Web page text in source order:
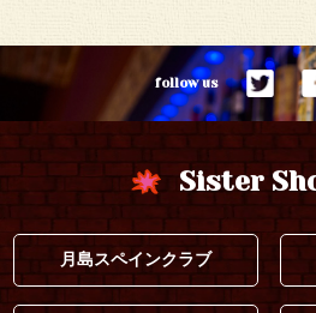
follow us
Sister
月島スペインクラブ